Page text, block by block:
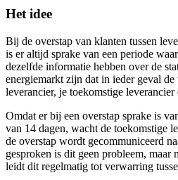
Het idee
Bij de overstap van klanten tussen
is er altijd sprake van een periode
dezelfde informatie hebben over de
energiemarkt zijn dat in ieder geval
leverancier, je toekomstige leverancier
Omdat er bij een overstap sprake is
van 14 dagen, wacht de toekomstige
de overstap wordt gecommuniceerd
gesproken is dit geen probleem, maar
leidt dit regelmatig tot verwarring